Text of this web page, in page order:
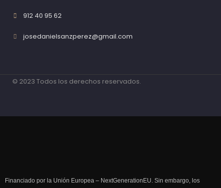
912 40 95 62
josedanielsanzperez@gmail.com
© 2023 Todos los derechos reservados.
Financiado por la Unión Europea – NextGenerationEU. Sin embargo, los